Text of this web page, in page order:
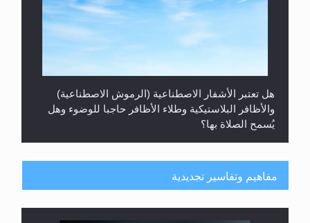
هل تعتبر الأشفار الاصطناعية (الرموش الاصطناعية)
والأظافر البلاستيكية وطلاء الأظافر حاجبا للوضوء وهل
يُسمح الصلاة بها؟
مفاهيم وتفاسير تجديدية